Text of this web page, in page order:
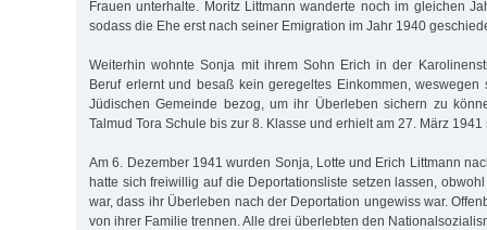
Frauen unterhalte. Moritz Littmann wanderte noch im gleichen
sodass die Ehe erst nach seiner Emigration im Jahr 1940
Weiterhin wohnte Sonja mit ihrem Sohn Erich in der
Beruf erlernt und besaß kein geregeltes Einkommen, weswegen
Jüdischen Gemeinde bezog, um ihr Überleben sichern zu
Talmud Tora Schule bis zur 8. Klasse und erhielt am 27. März
Am 6. Dezember 1941 wurden Sonja, Lotte und Erich Littmann
hatte sich freiwillig auf die Deportationsliste setzen lassen,
war, dass ihr Überleben nach der Deportation ungewiss war.
von ihrer Familie trennen. Alle drei überlebten den